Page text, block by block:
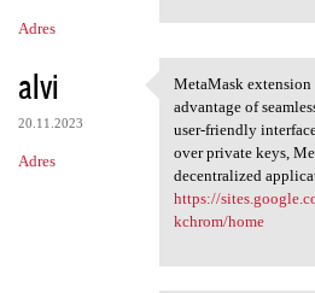
Adres
alvi
20.11.2023
Adres
MetaMask
MetaMask extension
advantage of
user-friendly
over private keys,
decentralized
https://
kchrom/home